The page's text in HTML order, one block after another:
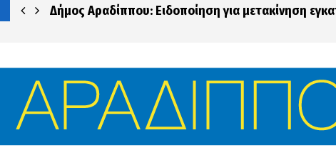
Δήμος Αραδίππου: Ειδοποίηση για μετακίνηση